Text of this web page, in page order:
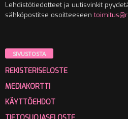
Lehdistötiedotteet ja uutisvinkit
sähköpostitse osoitteeseen
SIVUSTOSTA
REKISTERISELOSTE
MEDIAKORTTI
KÄYTTÖEHDOT